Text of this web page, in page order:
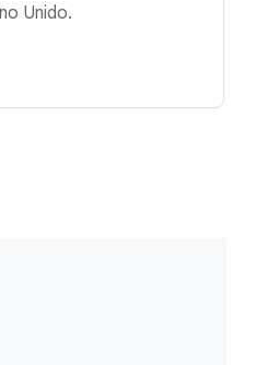
Unido.